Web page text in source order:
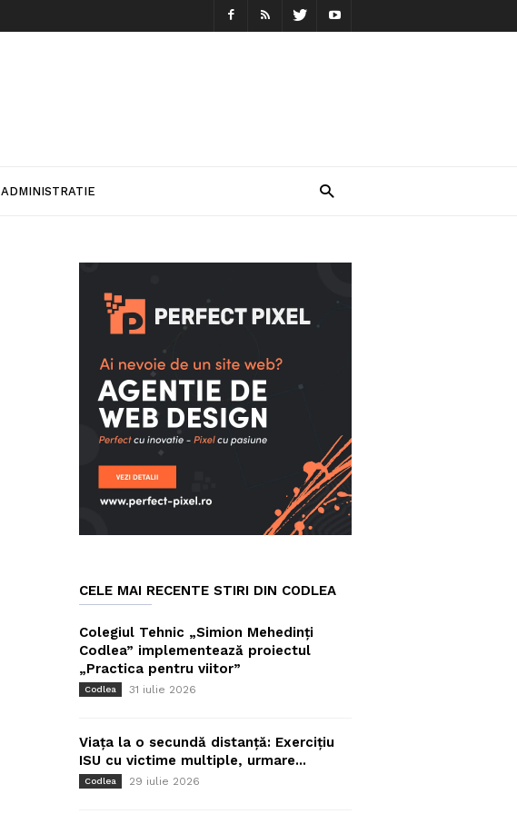
ADMINISTRATIE
CELE MAI RECENTE STIRI DIN CODLEA
Colegiul Tehnic „Simion Mehedinți
Codlea” implementează proiectul
„Practica pentru viitor”
Codlea 31 iulie 2026
Viața la o secundă distanță: Exercițiu
ISU cu victime multiple, urmare...
Codlea 29 iulie 2026